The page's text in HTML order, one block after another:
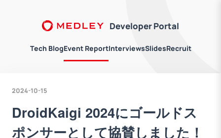
Developer Portal
Tech BlogEvent ReportInterviewsSlidesRecruit
2024-10-15
DroidKaigi 2024にゴールドス
ポンサーとして協賛しました！